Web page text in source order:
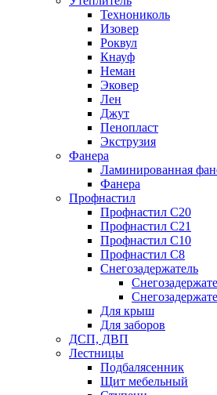
Технониколь
Изовер
Роквул
Кнауф
Неман
Эковер
Лен
Джут
Пенопласт
Экструзия
Фанера
Ламинированная
Фанера
Профнастил
Профнастил С20
Профнастил С21
Профнастил С10
Профнастил С8
Снегозадержатель
Для крыш
Для заборов
ДСП, ДВП
Лестницы
Подбалясенник
Щит мебельный